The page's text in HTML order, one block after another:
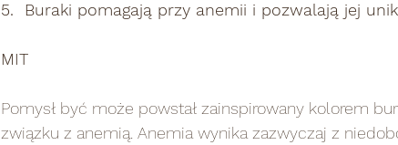
5.  Buraki pomagają przy anemii i pozwalają jej
MIT
Pomysł być może powstał zainspirowany kolorem
związku z anemią. Anemia wynika zazwyczaj z